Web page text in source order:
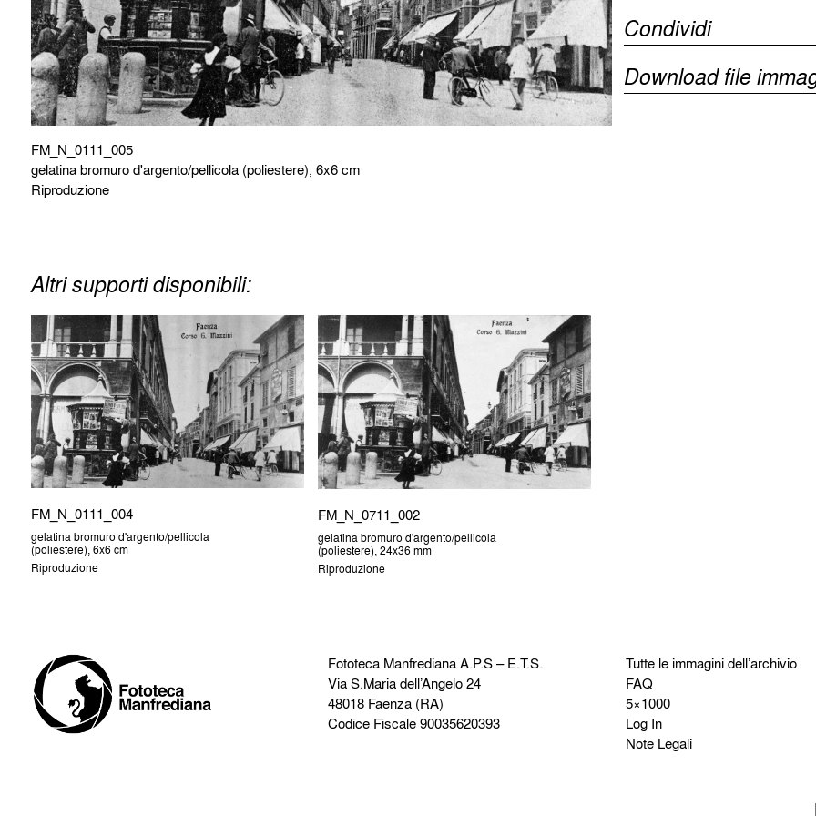
FM_N_0111_005
gelatina bromuro d'argento/pellicola (poliestere), 6x6 cm
Riproduzione
Condividi
Download file
Altri supporti disponibili:
FM_N_0111_004
gelatina bromuro d'argento/pellicola
(poliestere), 6x6 cm
Riproduzione
FM_N_0711_002
gelatina bromuro d'argento/pellicola
(poliestere), 24x36 mm
Riproduzione
Fototeca ManfredianaA.P.S – E.T.S.
Via S.Maria dell’Angelo 24
48018 Faenza (RA)
Codice Fiscale 90035620393
Tutte le immagini dell’archivio
FAQ
5×1000
Log In
Note Legali